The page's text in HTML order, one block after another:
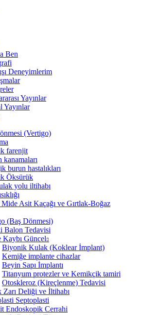
Ben
Deneyimlerim
Yayınlar
Yayınlar
(Vertigo)
farenjit
kanamaları
burun hastalıkları
Öksürük
yolu iltihabı
Asit Kaçağı ve Gırtlak-Boğaz
(Baş Dönmesi)
Balon Tedavisi
Kaybı Güncel
Biyonik Kulak (Koklear İmplant)
Kemiğe implante cihazlar
Beyin Sapı İmplantı
Titanyum protezler ve Kemikçik tamiri
Otoskleroz (Kireçlenme) Tedavisi
Zarı Deliği ve İltihabı
Septoplasti
Endoskopik Cerrahi